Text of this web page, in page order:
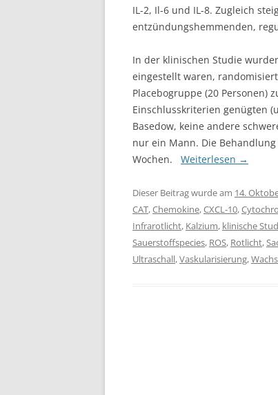
IL-2, Il-6 und IL-8. Zugleich
entzündungshemmenden,
In der klinischen Studie
eingestellt waren,
Placebogruppe (20 Personen)
Einschlusskriterien genügten
Basedow, keine andere
nur ein Mann. Die
Wochen. Weiterlesen →
Dieser Beitrag wurde am 14.
CAT,Chemokine,CXCL-10,
Infrarotlicht, Kalzium, klinische
Sauerstoffspecies, ROS, Rotlicht,
Ultraschall,Vaskularisierung,